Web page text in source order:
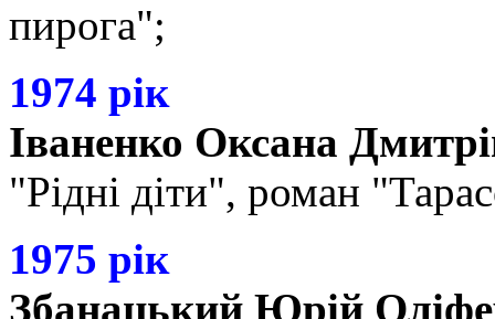
пирога";
1974 рік
Іваненко Оксана
"Рідні діти", роман
1975 рік
Збанацький Юрій